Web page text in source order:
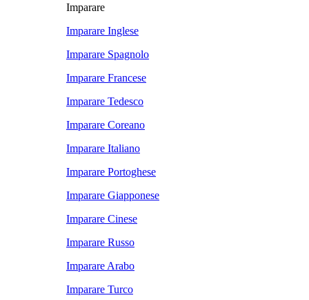
Imparare
Imparare Inglese
Imparare Spagnolo
Imparare Francese
Imparare Tedesco
Imparare Coreano
Imparare Italiano
Imparare Portoghese
Imparare Giapponese
Imparare Cinese
Imparare Russo
Imparare Arabo
Imparare Turco